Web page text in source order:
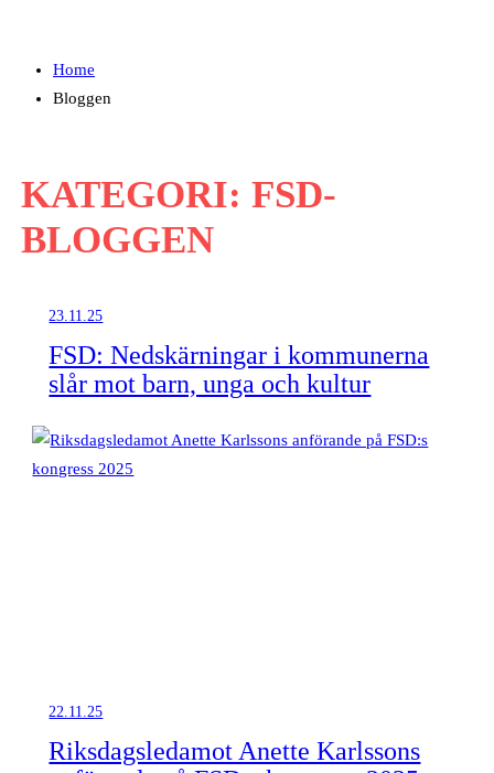
Home
Bloggen
KATEGORI: FSD-
BLOGGEN
23.11.25
FSD: Nedskärningar i kommunerna
slår mot barn, unga och kultur
22.11.25
Riksdagsledamot Anette Karlssons